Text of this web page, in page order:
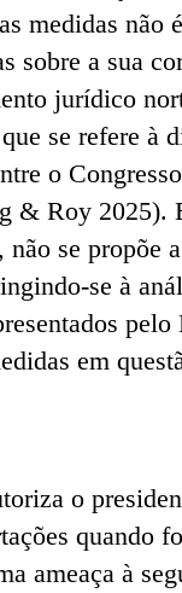
medidas não
sobre a sua
jurídico
se refere à
o
& Roy 2025).
não se propõe
se à
em
o
quando
ameaça à